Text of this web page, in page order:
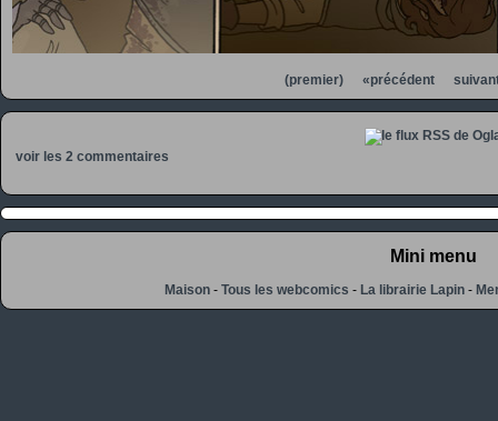
(premier) «précédent
voir les 2 commentaires
Mini menu
Maison -Tous les webcomics -La librairie Lapin -